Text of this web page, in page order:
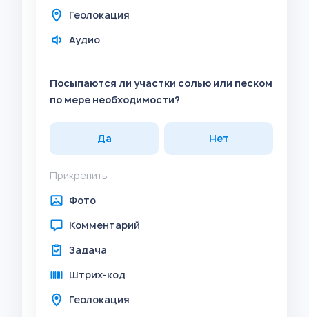
Геолокация
Аудио
Посыпаются ли участки солью или песком
по мере необходимости?
Да Нет
Прикрепить
Фото
Комментарий
Задача
Штрих-код
Геолокация